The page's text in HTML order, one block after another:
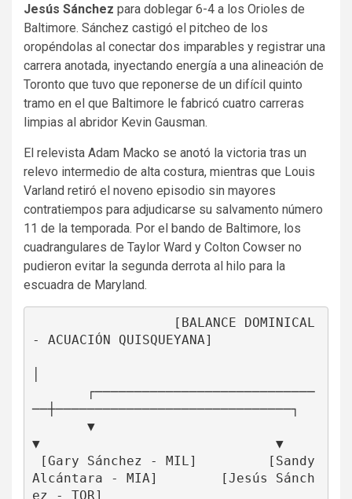
Jesús Sánchez para doblegar 6-4 a los Orioles de
Baltimore. Sánchez castigó el pitcheo de los
oropéndolas al conectar dos imparables y registrar una
carrera anotada, inyectando energía a una alineación de
Toronto que tuvo que reponerse de un difícil quinto
tramo en el que Baltimore le fabricó cuatro carreras
limpias al abridor Kevin Gausman.
El relevista Adam Macko se anotó la victoria tras un
relevo intermedio de alta costura, mientras que Louis
Varland retiró el noveno episodio sin mayores
contratiempos para adjudicarse su salvamento número
11 de la temporada. Por el bando de Baltimore, los
cuadrangulares de Taylor Ward y Colton Cowser no
pudieron evitar la segunda derrota al hilo para la
escuadra de Maryland.
- ACUACIÓN QUISQUEYANA]
──┼──────────────────────────────┐
▼                              ▼
Alcántara - MIA]        [Jesús Sánch
ez - TOR]